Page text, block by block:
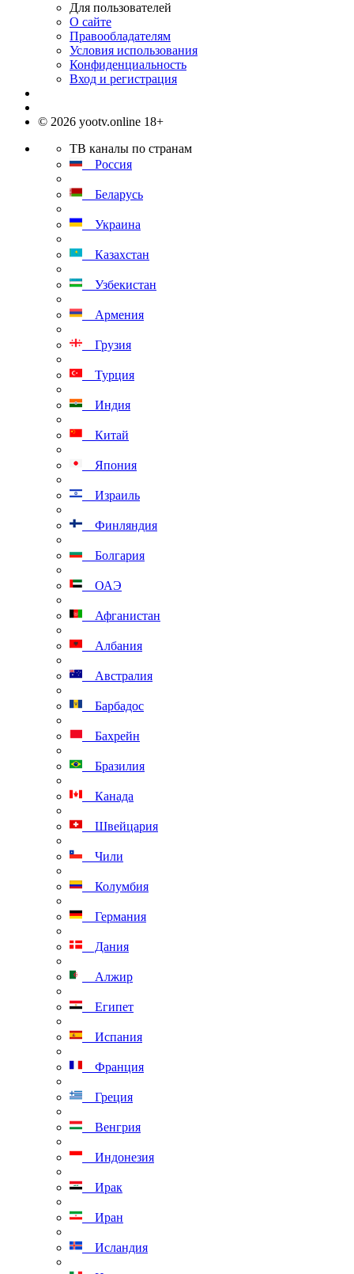
Для пользователей
О сайте
Правообладателям
Условия использования
Конфиденциальность
Вход и регистрация
© 2026 yootv.online 18+
ТВ каналы по странам
Россия
Беларусь
Украина
Казахстан
Узбекистан
Армения
Грузия
Турция
Индия
Китай
Япония
Израиль
Финляндия
Болгария
ОАЭ
Афганистан
Албания
Австралия
Барбадос
Бахрейн
Бразилия
Канада
Швейцария
Чили
Колумбия
Германия
Дания
Алжир
Египет
Испания
Франция
Греция
Венгрия
Индонезия
Ирак
Иран
Исландия